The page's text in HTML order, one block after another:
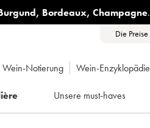
, Bordeaux, Champagne
Die
Wein-Notierung Wein-Enzyklopädie
Unsere must-haves